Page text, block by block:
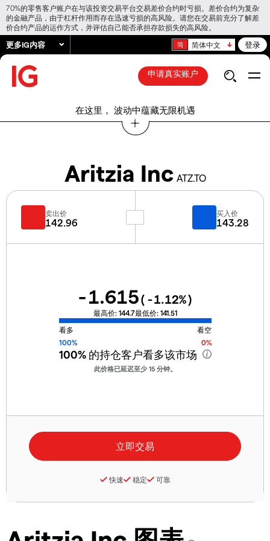
70%的零售客户账户在与该投资交易平台交易差价合约时亏损。差价合约为复杂
的金融产品，由于杠杆作用而存在迅速亏损的高风险。请您在交易前充分了解差
价合约产品的运作方式，并评估自己能否承担存款损失的高风险。
更多IG内容 简体中文 登录
申请真实账户
在这里， 波动中蕴藏无限机遇
Aritzia Inc ATZ.TO
卖出价
142.96
买入价
143.28
-1.615( -1.12%)
最高价: 144.7最低价: 141.51
看多
看空
100%
0%
100%的持仓客户看多该市场
此价格已延迟至少 15 分钟。
快速 稳定 可靠